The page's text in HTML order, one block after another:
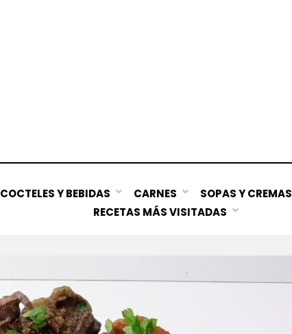
COCTELES Y BEBIDAS CARNES SOPAS Y CREMAS
RECETAS MÁS VISITADAS